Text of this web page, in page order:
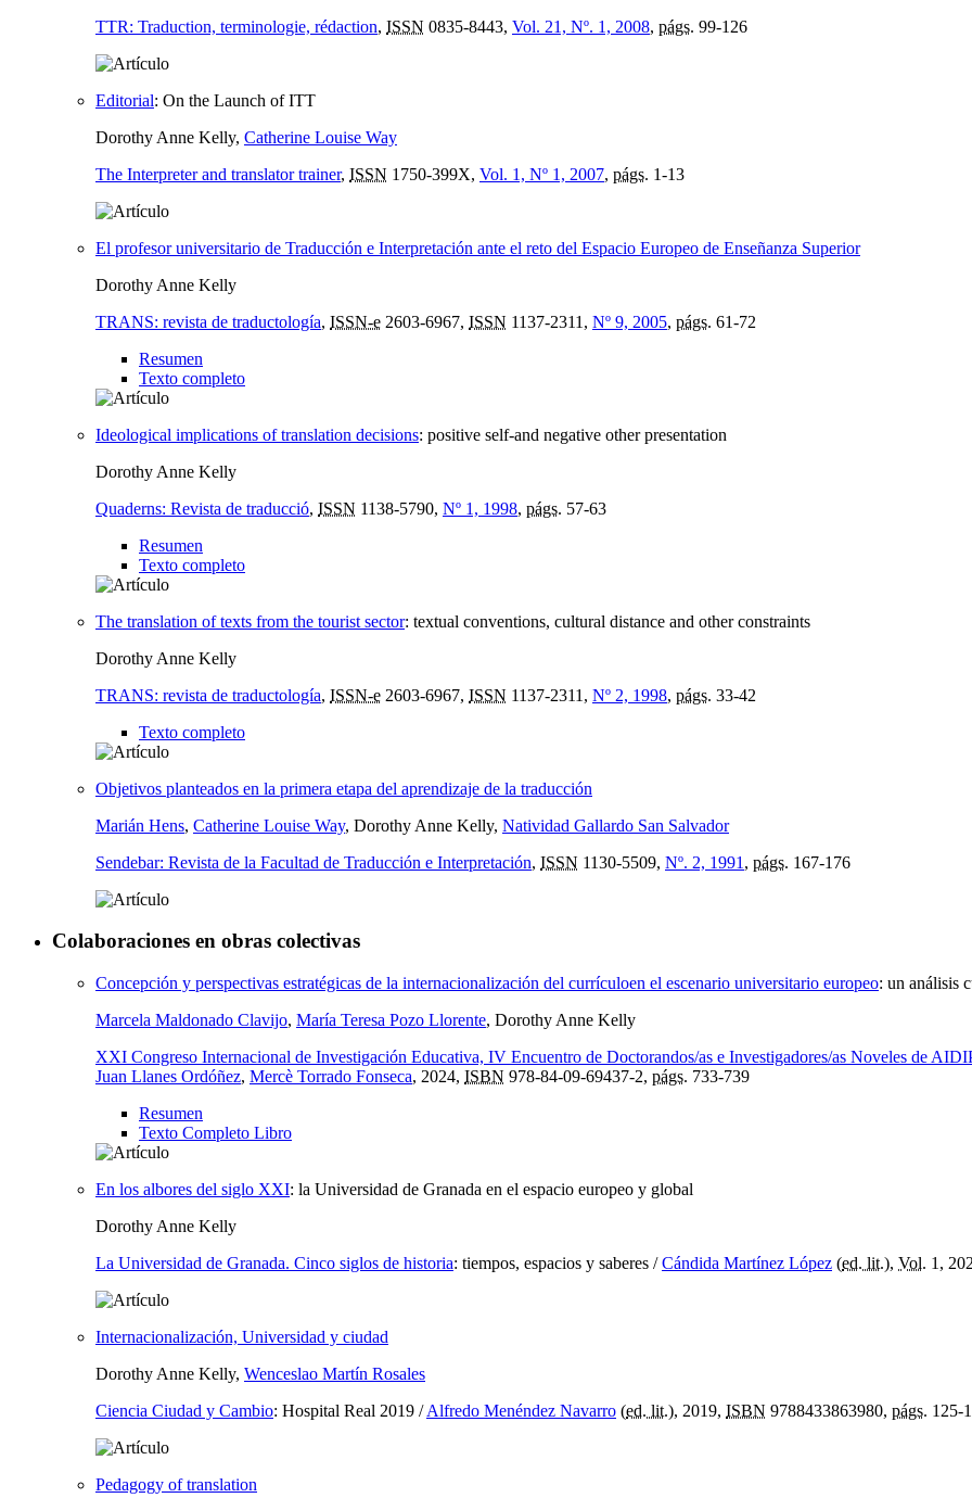
TTR: Traduction, terminologie, rédaction, ISSN 0835-8443, Vol. 21, Nº. 1, 2008, págs. 99-126
Editorial: On the Launch of ITT
Dorothy Anne Kelly, Catherine Louise Way
The Interpreter and translator trainer, ISSN 1750-399X, Vol. 1, Nº 1, 2007, págs. 1-13
El profesor universitario de Traducción e Interpretación ante el reto del Espacio Europeo de Enseñanza Superior
Dorothy Anne Kelly
TRANS: revista de traductología, ISSN-e 2603-6967, ISSN 1137-2311, Nº 9, 2005, págs. 61-72
Resumen
Texto completo
Ideological implications of translation decisions: positive self-and negative other presentation
Dorothy Anne Kelly
Quaderns: Revista de traducció, ISSN 1138-5790, Nº 1, 1998, págs. 57-63
Resumen
Texto completo
The translation of texts from the tourist sector: textual conventions, cultural distance and other constraints
Dorothy Anne Kelly
TRANS: revista de traductología, ISSN-e 2603-6967, ISSN 1137-2311, Nº 2, 1998, págs. 33-42
Texto completo
Objetivos planteados en la primera etapa del aprendizaje de la traducción
Marián Hens, Catherine Louise Way, Dorothy Anne Kelly, Natividad Gallardo San Salvador
Sendebar: Revista de la Facultad de Traducción e Interpretación, ISSN 1130-5509, Nº. 2, 1991 , págs. 167-176
Colaboraciones en obras colectivas
Concepción y perspectivas estratégicas de la internacionalización del currículoen el escenario universitario europeo: un análisis
Marcela Maldonado Clavijo, María Teresa Pozo Llorente, Dorothy Anne Kelly
XXI Congreso Internacional de Investigación Educativa, IV Encuentro de Doctorandos/as e Investigadores/as Noveles de
Juan Llanes Ordóñez, Mercè Torrado Fonseca, 2024, ISBN 978-84-09-69437-2, págs. 733-739
Resumen
Texto Completo Libro
En los albores del siglo XXI: la Universidad de Granada en el espacio europeo y global
Dorothy Anne Kelly
La Universidad de Granada. Cinco siglos de historia: tiempos, espacios y saberes /Cándida Martínez López (ed. lit.), Vol. 1,
Internacionalización, Universidad y ciudad
Dorothy Anne Kelly, Wenceslao Martín Rosales
Ciencia Ciudad y Cambio: Hospital Real 2019 /Alfredo Menéndez Navarro (ed. lit.), 2019, ISBN 9788433863980, págs. 125-
Pedagogy of translation